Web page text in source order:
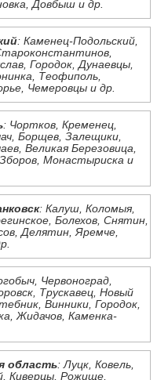
Довбыш и др.
: Каменец-Подольский,
Городок, Дунаевцы,
Теофиполь,
Чемеровцы и др.
: Чортков, Кременец,
Борщев, Залещики,
Великая Березовица,
Монастыриска и
: Калуш, Коломыя,
Болехов, Снятин,
Делятин, Яремче,
Червоноград,
Трускавец, Новый
Винники, Городок,
Жидачов, Каменка-
область: Луцк, Ковель,
Киверцы, Рожище,